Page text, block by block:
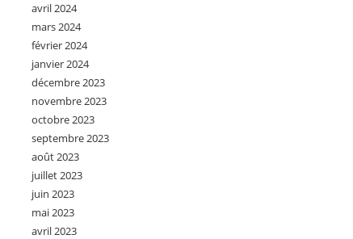
avril 2024
mars 2024
février 2024
janvier 2024
décembre 2023
novembre 2023
octobre 2023
septembre 2023
août 2023
juillet 2023
juin 2023
mai 2023
avril 2023